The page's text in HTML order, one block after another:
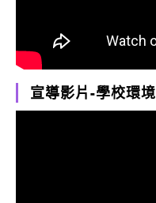
宣導影片-學校環境